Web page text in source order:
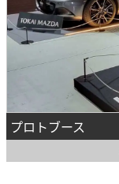
プロトブース